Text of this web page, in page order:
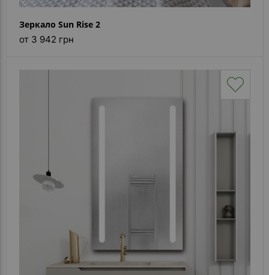
Зеркало Sun Rise 2
от 3 942 грн